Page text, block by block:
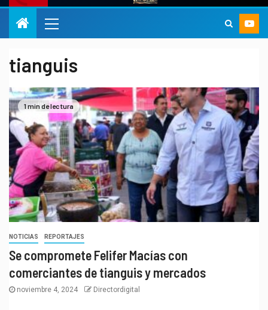
tianguis
1 min de lectura
NOTICIAS REPORTAJES
Se compromete Felifer Macías con
comerciantes de tianguis y mercados
noviembre 4, 2024 Directordigital